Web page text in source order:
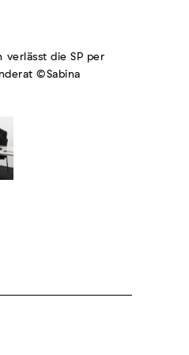
die SP per
©Sabina